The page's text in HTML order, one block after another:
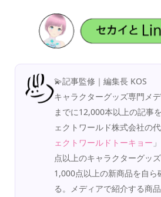
💫記事監修｜編集長 KOS
キャラクターグッズ専門メ
までに12,000本以上の記事
ェクトワールド株式会社の
ェクトワールドトーキョー
点以上のキャラクターグッ
1,000点以上の新商品を自ら
る。メディアで紹介する商